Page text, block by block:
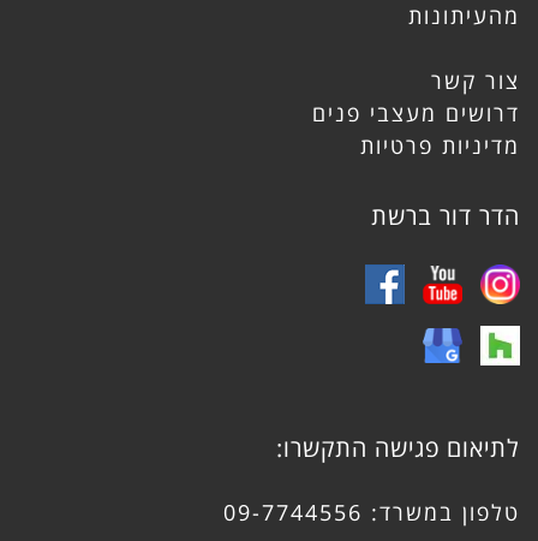
מהעיתונות
צור קשר
דרושים מעצבי פנים
מדיניות פרטיות
הדר דור ברשת
לתיאום פגישה התקשרו:
טלפון במשרד: 09-7744556